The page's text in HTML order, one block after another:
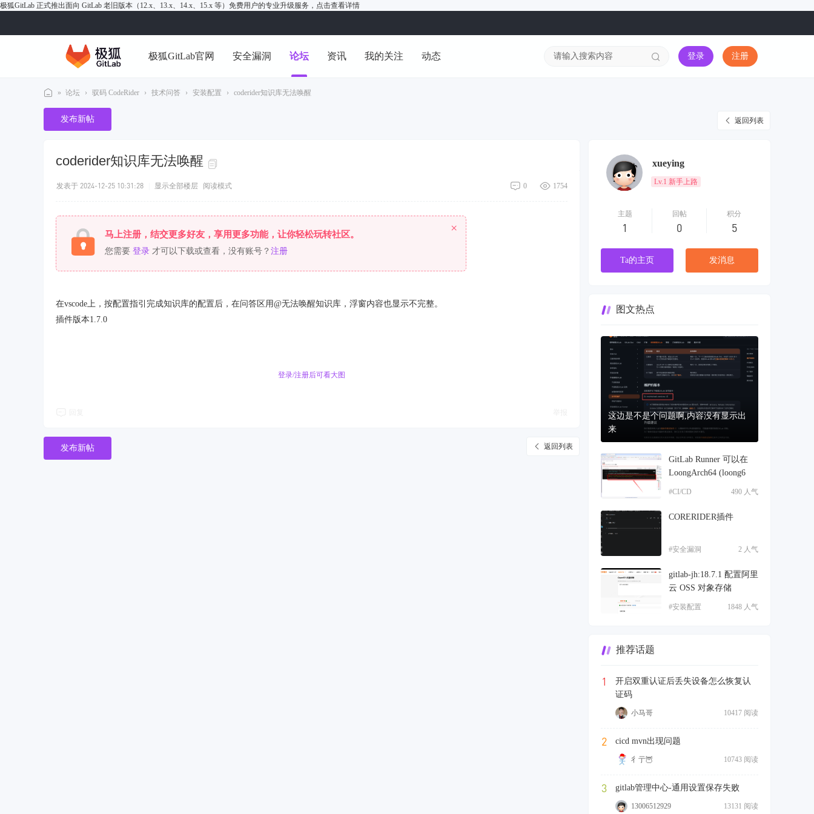
极狐GitLab 正式推出面向 GitLab 老旧版本（12.x、13.x、14.x、15.x 等）免费用户的专业升级服务， 点击查看详情
极狐GitLab官网 安全漏洞 论坛 资讯 我的关注 动态 登录 注册
极
狐
» 论坛 › 驭码 CodeRider › 技术问答 › 安装配置 › coderider知识库无法唤醒
返回列表
发布新帖
coderider知识库无法唤醒
1754
0
发表于 2024-12-25 10:31:28 显示全部楼层 阅读模式
马上注册，结交更多好友，享用更多功能，让你轻松玩转社区。
您需要 登录 才可以下载或查看，没有账号？ 注册
×
在vscode上，按配置指引完成知识库的配置后，在问答区用@无法唤醒知识库，浮窗内容也显示不完整。
插件版本1.7.0
登录/注册后可看大图
返回列表
发布新帖
xueying
Lv.1 新手上路
主题
1
回帖
0
积分
5
Ta的主页 发消息
图文热点
这边是不是个问题啊,内容没有显示出
来
GitLab Runner 可以在
LoongArch64 (loong6
490 人气
#CI/CD
CORERIDER插件
2 人气
#安全漏洞
gitlab-jh:18.7.1 配置阿里
云 OSS 对象存储
1848 人气
#安装配置
推荐话题
1
开启双重认证后丢失设备怎么恢复认
证码
10417 阅读
小马哥
2 cicd mvn出现问题
10743 阅读
彳亍🦉
3 gitlab管理中心-通用设置保存失败
13131 阅读
13006512929